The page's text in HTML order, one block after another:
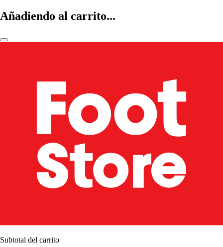
Añadiendo al carrito...
Subtotal del carrito